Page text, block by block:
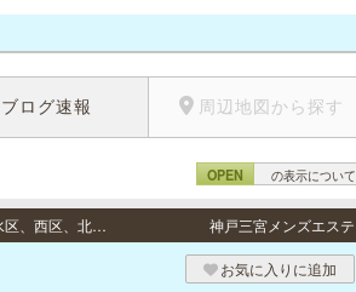
ブログ速報 周辺地図から探す
OPEN の表示について
出張（神戸） / 神戸市（中央区、兵庫区、灘区、東灘区、長田区、須磨区、垂水区、西区、北区）、芦屋市、西宮市、尼崎市、三田市、三木市の自宅、ビジネスホテル、シティホテルなど。 その他ご相談ください。 神戸三宮メンズエステ
お気に入りに追加